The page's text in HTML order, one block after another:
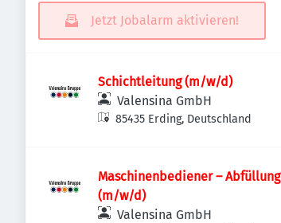
Jetzt Jobalarm aktivieren!
Schichtleitung (m/w/d)
Valensina GmbH
85435 Erding, Deutschland
Maschinenbediener – Abfüllung
(m/w/d)
Valensina GmbH